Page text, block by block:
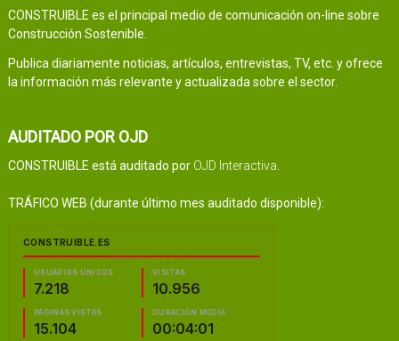
CONSTRUIBLE es el principal medio de comunicación on-line sobre
Construcción Sostenible.
Publica diariamente noticias, artículos, entrevistas, TV, etc. y ofrece
la información más relevante y actualizada sobre el sector.
AUDITADO POR OJD
CONSTRUIBLE está auditado por OJD Interactiva
TRÁFICO WEB (durante último mes auditado disponible):